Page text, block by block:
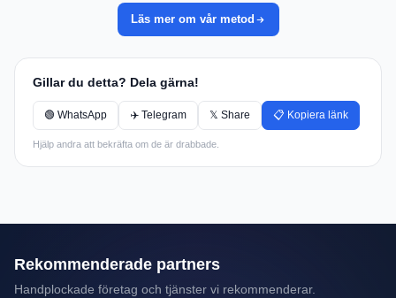
Läs mer om vår metod
Gillar du detta? Dela gärna!
🟢 WhatsApp ✈️ Telegram 𝕏 Share 📋 Kopiera länk
Hjälp andra att bekräfta om de är drabbade.
Rekommenderade partners
Handplockade företag och tjänster vi rekommenderar.